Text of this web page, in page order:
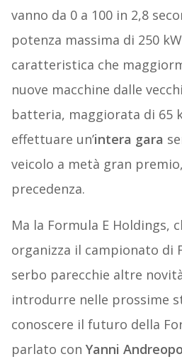
vanno da 0 a 100 in 2,8
potenza massima di 250
caratteristica che
nuove macchine dalle
batteria, maggiorata di 65
effettuare un’intera gara
veicolo a metà gran
precedenza.
Ma la Formula E Holdings,
organizza il campionato di
serbo parecchie altre
introdurre nelle prossime
conoscere il futuro della
parlato con Yanni